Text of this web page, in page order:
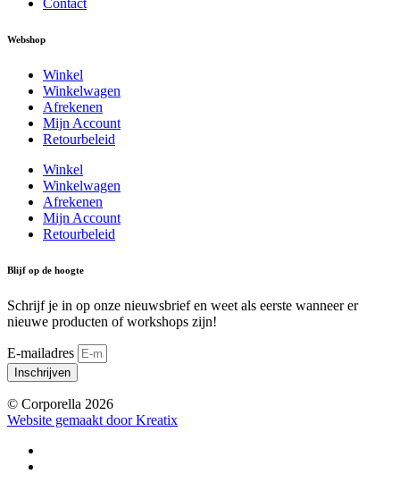
Contact
Webshop
Winkel
Winkelwagen
Afrekenen
Mijn Account
Retourbeleid
Winkel
Winkelwagen
Afrekenen
Mijn Account
Retourbeleid
Blijf op de hoogte
Schrijf je in op onze nieuwsbrief en weet als eerste wanneer er
nieuwe producten of workshops zijn!
E-mailadres
Inschrijven
© Corporella 2026
Website gemaakt door Kreatix